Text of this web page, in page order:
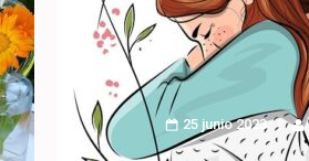
25 junio 2023